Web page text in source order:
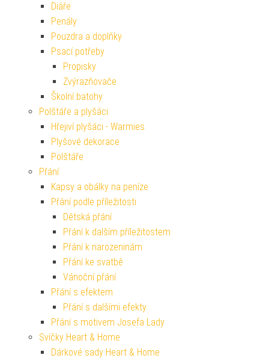
Diáře
Penály
Pouzdra a doplňky
Psací potřeby
Propisky
Zvýrazňovače
Školní batohy
Polštáře a plyšáci
Hřejiví plyšáci - Warmies
Plyšové dekorace
Polštáře
Přání
Kapsy a obálky na peníze
Přání podle příležitosti
Dětská přání
Přání k dalším příležitostem
Přání k narozeninám
Přání ke svatbě
Vánoční přání
Přání s efektem
Přání s dalšími efekty
Přání s motivem Josefa Lady
Svíčky Heart & Home
Dárkové sady Heart & Home